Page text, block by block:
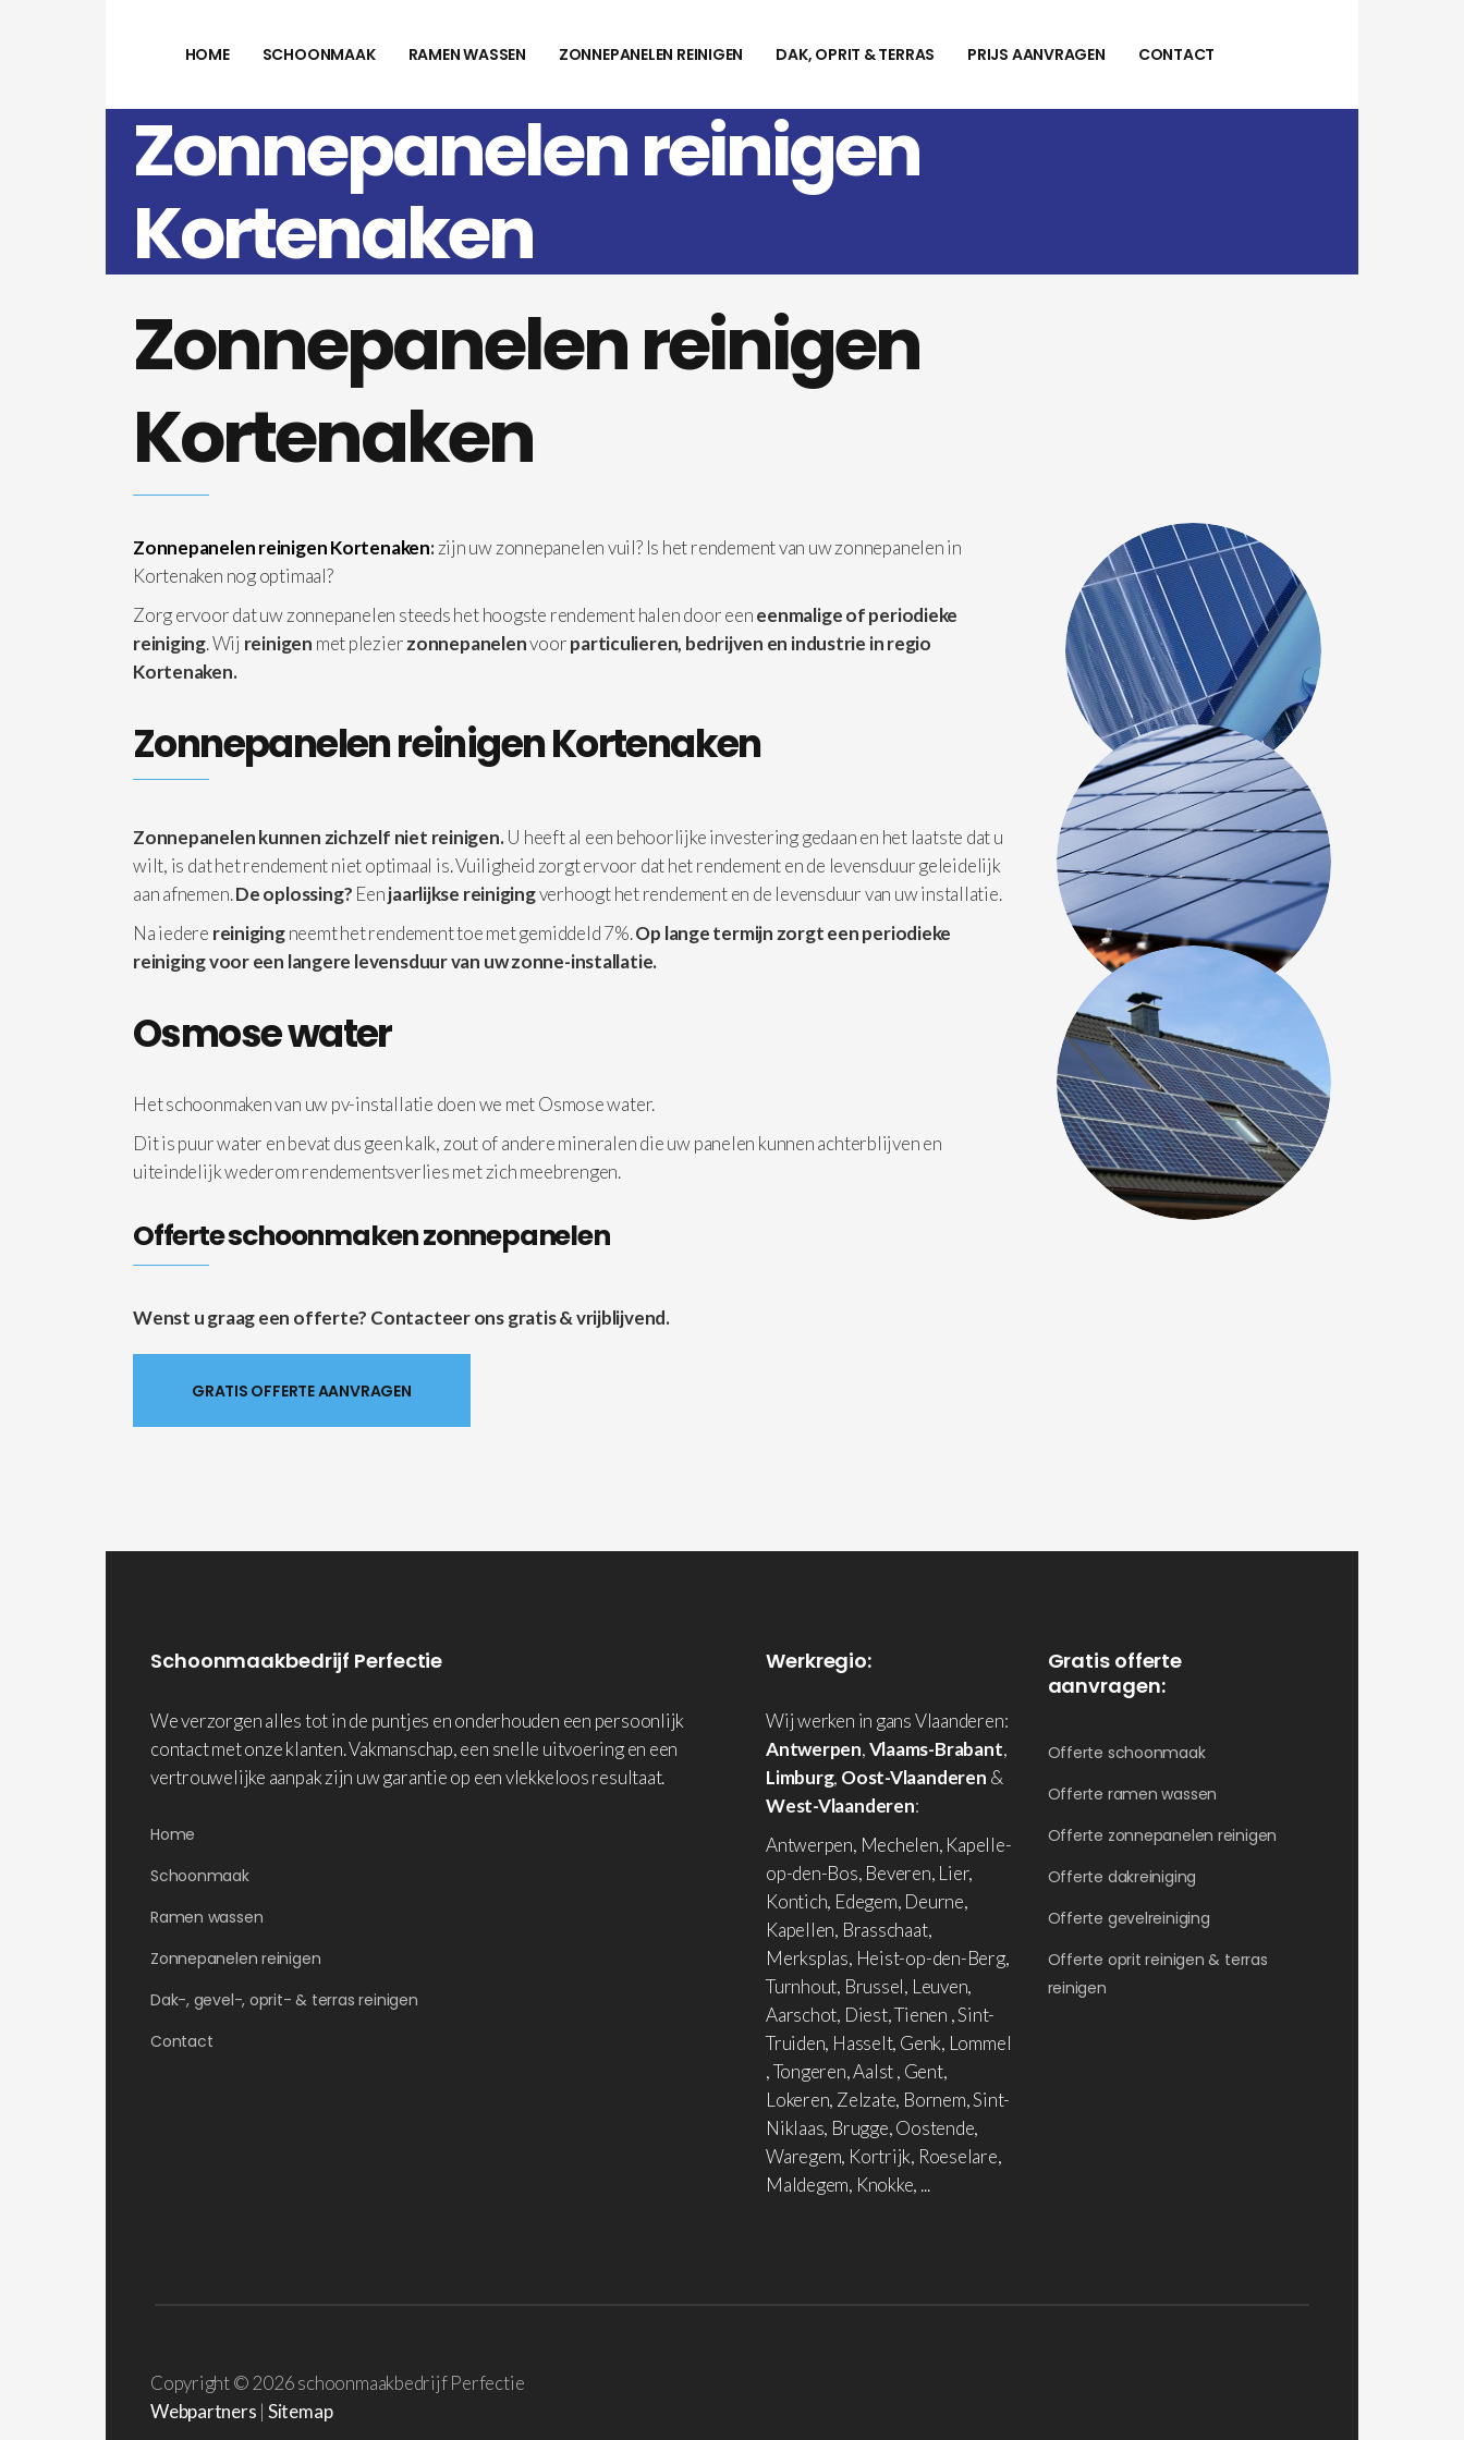
HOME SCHOONMAAK RAMEN WASSEN ZONNEPANELEN REINIGEN DAK, OPRIT & TERRAS PRIJS AANVRAGEN CONTACT
Zonnepanelen reinigen
Kortenaken
Zonnepanelen reinigen
Kortenaken
Zonnepanelen reinigen Kortenaken:zijn uw zonnepanelen vuil? Is het rendement van uw zonnepanelen in
Kortenaken nog optimaal?
Zorg ervoor dat uw zonnepanelen steeds het hoogste rendement halen door eeneenmalige of periodieke
reiniging. Wij reinigen met plezierzonnepanelenvoorparticulieren, bedrijven en industrie inregio
Kortenaken.
Zonnepanelen reinigen Kortenaken
Zonnepanelen kunnen zichzelf niet reinigen.U heeft al een behoorlijke investering gedaan en het laatste dat u
wilt, is dat het rendement niet optimaal is. Vuiligheid zorgt ervoor dat het rendement en de levensduur geleidelijk
aan afnemen.De oplossing? Eenjaarlijkse reinigingverhoogt het rendement en de levensduur van uw installatie.
Na iedere reinigingneemt het rendement toe met gemiddeld 7%.Op lange termijn zorgt een periodieke
reiniging voor een langere levensduur van uw zonne-installatie.
Osmose water
Het schoonmaken van uw pv-installatie doen we met Osmose water.
Dit is puur water en bevat dus geen kalk, zout of andere mineralen die uw panelen kunnen achterblijven en
uiteindelijk wederom rendementsverlies met zich meebrengen.
Offerte schoonmaken zonnepanelen
Wenst u graag een offerte? Contacteer ons gratis & vrijblijvend.
GRATIS OFFERTE AANVRAGEN
Schoonmaakbedrijf Perfectie
We verzorgen alles tot in de puntjes en onderhouden een persoonlijk
contact met onze klanten. Vakmanschap, een snelle uitvoering en een
vertrouwelijke aanpak zijn uw garantie op een vlekkeloos resultaat.
Home
Schoonmaak
Ramen wassen
Zonnepanelen reinigen
Dak-, gevel-, oprit- & terras reinigen
Contact
Werkregio:
Wij werken in gans Vlaanderen:
Antwerpen,Vlaams-Brabant,
Limburg, Oost-Vlaanderen &
West-Vlaanderen:
Antwerpen, Mechelen, Kapelle-
op-den-Bos, Beveren, Lier,
Kontich, Edegem, Deurne,
Kapellen, Brasschaat,
Merksplas, Heist-op-den-Berg,
Turnhout, Brussel, Leuven,
Aarschot, Diest, Tienen , Sint-
Truiden, Hasselt, Genk, Lommel
, Tongeren, Aalst , Gent,
Lokeren, Zelzate, Bornem, Sint-
Niklaas, Brugge, Oostende,
Waregem, Kortrijk, Roeselare,
Maldegem, Knokke, ...
Gratis offerte
aanvragen:
Offerte schoonmaak
Offerte ramen wassen
Offerte zonnepanelen reinigen
Offerte dakreiniging
Offerte gevelreiniging
Offerte oprit reinigen & terras
reinigen
Copyright © 2026 schoonmaakbedrijf Perfectie
Webpartners | Sitemap